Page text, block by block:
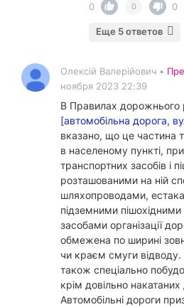
0
0 0
Еще 5 ответов
Олексій Валерійович •
ноября 2023 22:39
В Правилах дорожнього
[автомобільна дорога,
вказано, що це частина
в населеному пункті,
транспортних засобів і
розташованими на ній
шляхопроводами,
підземними
засобами організації
обмежена по ширині
чи краєм смуги
також спеціально
крім довільно накатаних
Автомобільні дороги